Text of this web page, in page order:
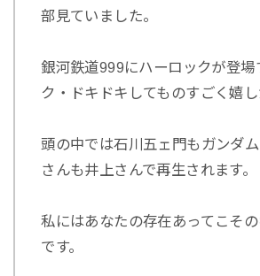
部見ていました。
銀河鉄道999にハーロックが登場
ク・ドキドキしてものすごく嬉し
頭の中では石川五ェ門もガンダ
さんも井上さんで再生されます。
私にはあなたの存在あってこそ
です。